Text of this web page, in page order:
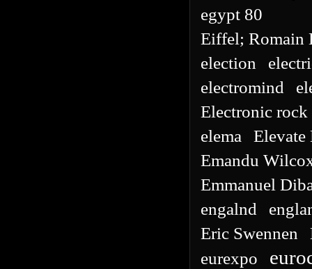
egypt 80
Eiffel; Romain
election
electromind
Electronic rock
elema
Elevate
Emandu
Emmanuel
engalnd
Eric Swennen
eurexpo